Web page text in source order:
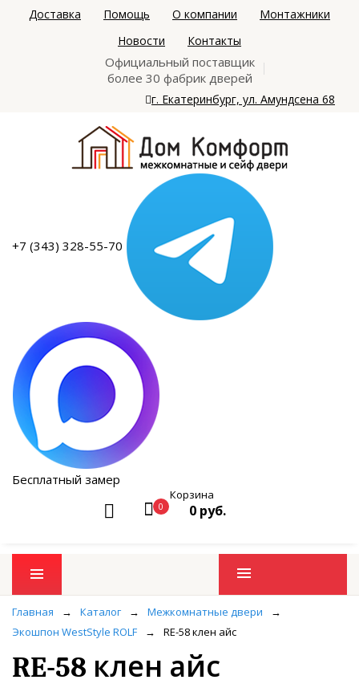
Доставка Помощь О компании
Монтажники
Новости
Контакты
Официальный поставщик
более 30 фабрик дверей
г. Екатеринбург, ул. Амундсена 68
+7 (343) 328-55-70
Бесплатный замер
0
Корзина
0 руб.
Промо товары
Главная → Каталог → Межкомнатные двери
→
Экошпон WestStyle ROLF
→ RE-58 клен айс
RE-58 клен айс